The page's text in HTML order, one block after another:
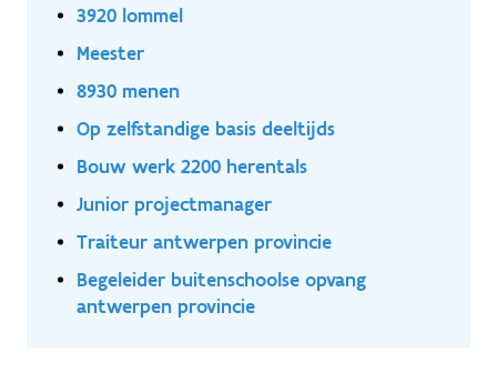
3920 lommel
Meester
8930 menen
Op zelfstandige basis deeltijds
Bouw werk 2200 herentals
Junior projectmanager
Traiteur antwerpen provincie
Begeleider buitenschoolse opvang
antwerpen provincie